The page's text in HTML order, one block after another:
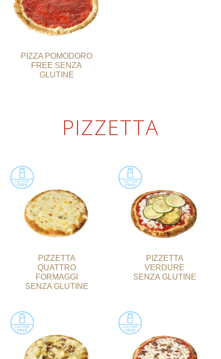
PIZZA POMODORO
FREE SENZA
GLUTINE
PIZZETTA
PIZZETTA
QUATTRO
FORMAGGI
SENZA GLUTINE
PIZZETTA
VERDURE
SENZA GLUTINE